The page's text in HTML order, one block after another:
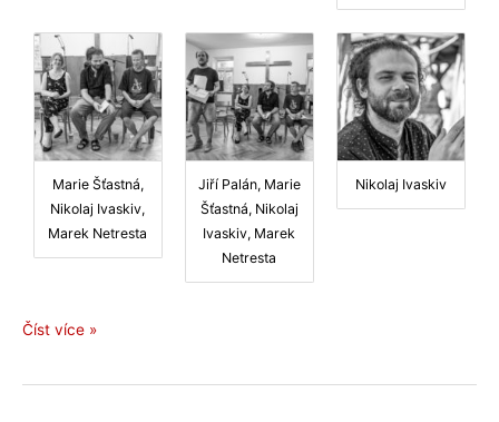
Marie Šťastná,
Nikolaj Ivaskiv,
Marek Netresta
Jiří Palán, Marie
Šťastná, Nikolaj
Ivaskiv, Marek
Netresta
Nikolaj Ivaskiv
Farafest
Číst více »